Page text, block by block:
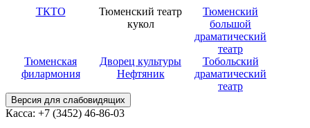
ТКТО
Тюменский театр
кукол
Тюменский
большой
драматический
театр
Тюменская
филармония
Дворец культуры
Нефтяник
Тобольский
драматический
театр
Версия для слабовидящих
Касса: +7 (3452) 46-86-03